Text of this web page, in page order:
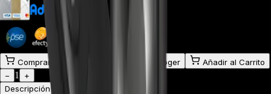
160.000
Comprar en línea Comprar y Recoger
Añadir al Carrito
−
1
+
Descripción
Atributos